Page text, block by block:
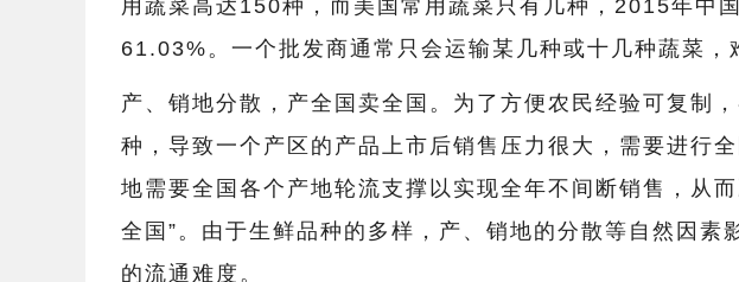
用蔬菜高达150种，而美国常用蔬菜只有几种，2015年中
61.03%。一个批发商通常只会运输某几种或十几种蔬菜，
产、销地分散，产全国卖全国。为了方便农民经验可复制
种，导致一个产区的产品上市后销售压力很大，需要进行
地需要全国各个产地轮流支撑以实现全年不间断销售，从
全国”。由于生鲜品种的多样，产、销地的分散等自然因素
的流通难度。